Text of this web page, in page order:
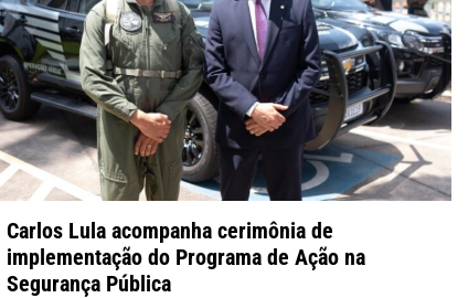
Carlos Lula acompanha cerimônia de
implementação do Programa de Ação na
Segurança Pública